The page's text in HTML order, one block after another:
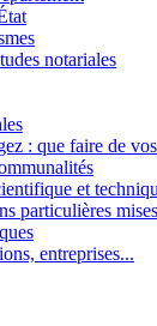
notariales
: que faire de
et
particulières
entreprises...